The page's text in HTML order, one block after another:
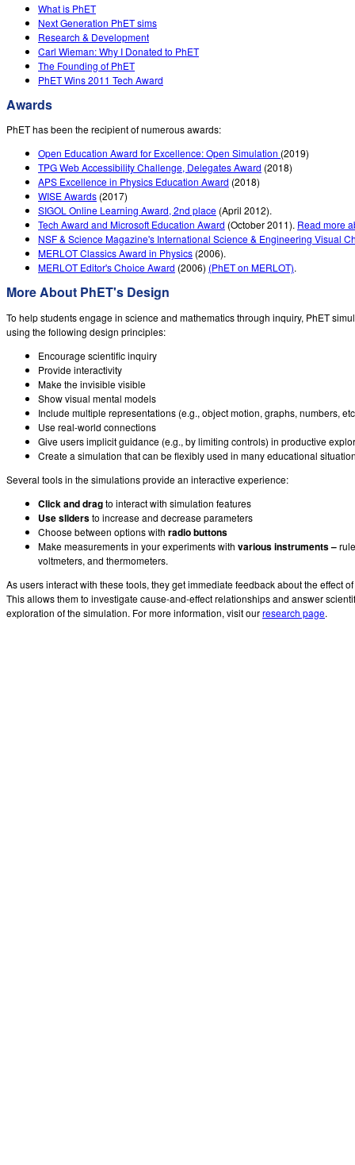
What is PhET
Next Generation PhET sims
Research & Development
Carl Wieman: Why I Donated to PhET
The Founding of PhET
PhET Wins 2011 Tech Award
Awards
PhET has been the recipient of numerous awards:
Open Education Award for Excellence: Open Simulation (2019)
TPG Web Accessibility Challenge, Delegates Award (2018)
APS Excellence in Physics Education Award (2018)
WISE Awards (2017)
SIGOL Online Learning Award, 2nd place (April 2012).
Tech Award and Microsoft Education Award (October 2011). Read more
NSF & Science Magazine's International Science & Engineering Visual
MERLOT Classics Award in Physics (2006).
MERLOT Editor's Choice Award (2006) (PhET on MERLOT).
More About PhET's Design
To help students engage in science and mathematics through inquiry, PhET
using the following design principles:
Encourage scientific inquiry
Provide interactivity
Make the invisible visible
Show visual mental models
Include multiple representations (e.g., object motion, graphs, numbers,
Use real-world connections
Give users implicit guidance (e.g., by limiting controls) in productive
Create a simulation that can be flexibly used in many educational
Several tools in the simulations provide an interactive experience:
Click and dragto interact with simulation features
Use slidersto increase and decrease parameters
Choose between options with radio buttons
Make measurements in your experiments with various instruments –
voltmeters, and thermometers.
As users interact with these tools, they get immediate feedback about the effect
This allows them to investigate cause-and-effect relationships and answer
exploration of the simulation. For more information, visit ourresearch page.